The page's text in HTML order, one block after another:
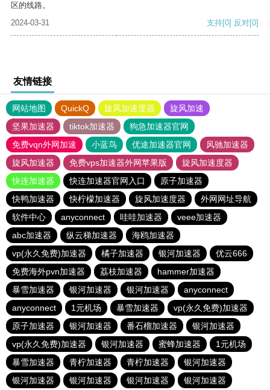
区的线路。
2024-03-31
支持[0] 反对[0]
友情链接
网站地图 QuickQ 旋风加速度器
旋风加速
坚果加速器
tiktok加速器
狗急加速器官网
免费vqn外网加速
小蓝鸟 优途加速器官网
风驰加速器
旋风加速器
免费vps加速器外网苹果版
旋风加速度器
快连加速器
快连加速器官网入口
原子加速器
快鸭加速器
快柠檬加速器 旋风加速度器
外网网址导航
软件中心
anyconnect 哇哇加速器
veee加速器
abc加速器
纵云梯加速器
海鸥加速器
vp(永久免费)加速器
橘子加速器 银河加速器
优云666
免费海外pvn加速器
荔枝加速器
hammer加速器
暴雪加速器
银河加速器 银河加速器
anyconnect
anyconnect
1元机场 暴雪加速器
vp(永久免费)加速器
原子加速器
银河加速器 番石榴加速器
银河加速器
vp(永久免费)加速器
银河加速器 蜜蜂加速器
1元机场
暴雪加速器
青柠加速器 青柠加速器
银河加速器
银河加速器
银河加速器 银河加速器 银河加速器